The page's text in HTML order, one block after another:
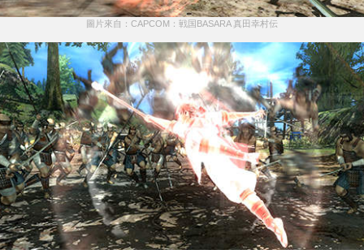
圖片來自：CAPCOM：戦国BASARA 真田幸村伝